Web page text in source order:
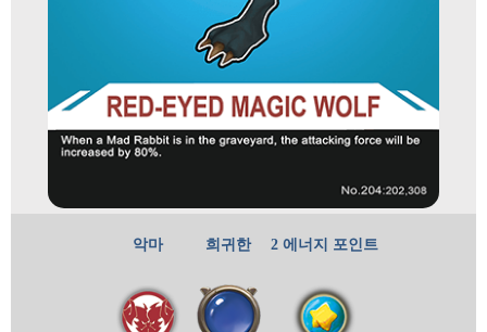
악마 희귀한 2 에너지 포인트